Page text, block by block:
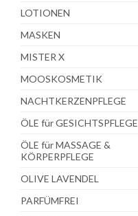
LOTIONEN
MASKEN
MISTER X
MOOSKOSMETIK
NACHTKERZENPFLEGE
ÖLE für GESICHTSPFLEGE
ÖLE für MASSAGE &
KÖRPERPFLEGE
OLIVE LAVENDEL
PARFÜMFREI